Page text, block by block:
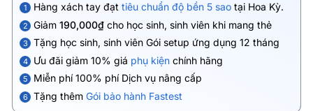
1 Hàng xách tay đạt tiêu chuẩn độ bền 5 sao tại Hoa Kỳ.
2 Giảm 190,000₫ cho học sinh, sinh viên khi mang thẻ
3 Tặng học sinh, sinh viên Gói setup ứng dụng 12 tháng
4 Ưu đãi giảm 10% giá phụ kiện chính hãng
5 Miễn phí 100% phí Dịch vụ nâng cấp
6 Tặng thêm Gói bảo hành Fastest